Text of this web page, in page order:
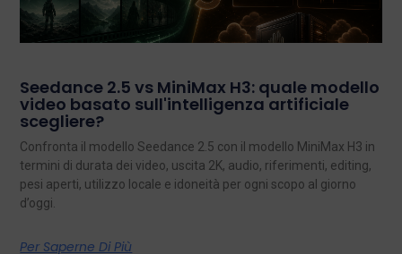
Seedance 2.5 vs MiniMax H3: quale modello
video basato sull'intelligenza artificiale
scegliere?
Confronta il modello Seedance 2.5 con il modello MiniMax H3 in
termini di durata dei video, uscita 2K, audio, riferimenti, editing,
pesi aperti, utilizzo locale e idoneità per ogni scopo al giorno
d’oggi.
Per Saperne Di Più